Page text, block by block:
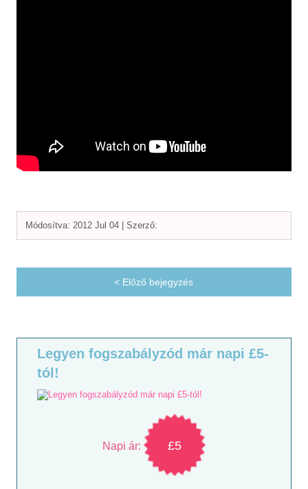
Módosítva: 2012 Jul 04 | Szerző:
< Előző bejegyzés
Legyen fogszabályzód már napi £5-
tól!
Napi ár: £5